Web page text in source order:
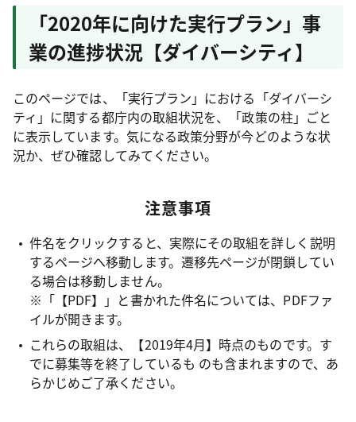
「2020年に向けた実行プラン」事
業の進捗状況【ダイバーシティ】
このページでは、「実行プラン」における「ダイバーシ
ティ」に関する都庁内の取組状況を、「政策の柱」ごと
に表示しています。気になる政策分野が今どのような状
況か、ぜひ確認してみてください。
注意事項
件名をクリックすると、実際にその取組を詳しく説明
するページへ移動します。遷移先ページが閉鎖してい
る場合は移動しません。
※「【PDF】」と書かれた件名については、PDFファ
イルが開きます。
これらの取組は、【2019年4月】時点のものです。す
でに募集等を終了しているも のも含まれますので、あ
らかじめご了承ください。